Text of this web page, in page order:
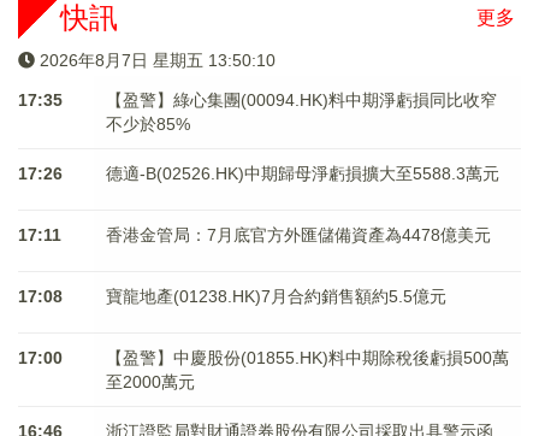
更多
快訊
2026年8月7日 星期五 13:50:11
17:35
【盈警】綠心集團(00094.HK)料中期淨虧損同比收窄
不少於85%
17:26 德適-B(02526.HK)中期歸母淨虧損擴大至5588.3萬元
17:11 香港金管局：7月底官方外匯儲備資產為4478億美元
17:08 寶龍地產(01238.HK)7月合約銷售額約5.5億元
17:00
【盈警】中慶股份(01855.HK)料中期除稅後虧損500萬
至2000萬元
16:46
浙江證監局對財通證券股份有限公司採取出具警示函